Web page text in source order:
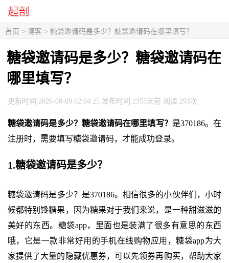
首页 > 博客 > 糖袋邀请码是多少？糖袋邀请码在哪里填写？
糖袋邀请码是多少？糖袋邀请码在
哪里填写？
更新时间:2026-08-09 02:04:25 发布时间:2355天前 阅读:293次
糖袋邀请码是多少？糖袋邀请码在哪里填写？ 是370186。在
注册时，需要填写糖袋邀请码，才能成功登录。
1.糖袋邀请码是多少？
糖袋邀请码是多少？是370186。相信很多的小伙伴们，小时
候都特别馋糖果，因为糖果对于我们来说，是一种甜滋滋的
美好的东西。糖袋app，里面也是装满了很多有意思的东西
哦，它是一款非常好用的手机在线购物应用，糖袋app为大
家提供了大量的隐藏优惠券，可以先领券再购买，帮助大家